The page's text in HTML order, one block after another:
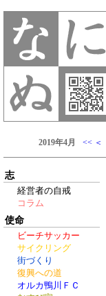
志
経営者の自戒
コラム
使命
ビーチサッカー
サイクリング
街づくり
復興への道
オルカ鴨川ＦＣ